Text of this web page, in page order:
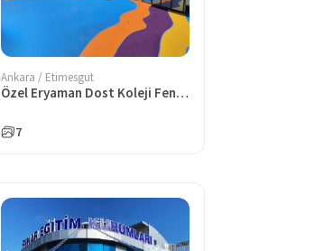
Ankara / Etimesgut
Özel Eryaman Dost Koleji Fen Lisesi
7